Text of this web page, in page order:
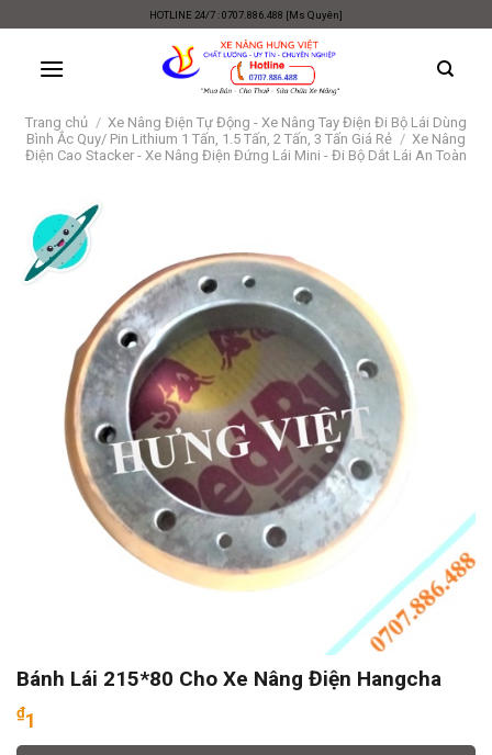
content
HOTLINE 24/7 : 0707.886.488 [Ms Quyên]
Trang chủ / Xe Nâng Điện Tự Động - Xe Nâng Tay Điện Đi Bộ Lái Dùng
Bình Ắc Quy/ Pin Lithium 1 Tấn, 1.5 Tấn, 2 Tấn, 3 Tấn Giá Rẻ / Xe Nâng
Điện Cao Stacker - Xe Nâng Điện Đứng Lái Mini - Đi Bộ Dắt Lái An Toàn
Bánh Lái 215*80 Cho Xe Nâng Điện Hangcha
₫1